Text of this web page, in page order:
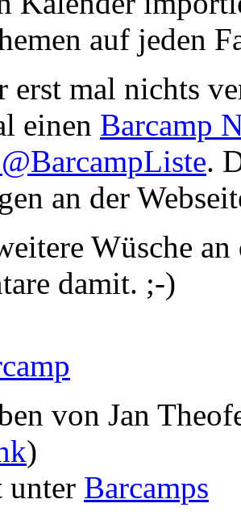
auf jeden
erst mal nichts
einen Barcamp
.
an der
Wüsche
damit. ;-)
von Jan
)
unter Barcamps